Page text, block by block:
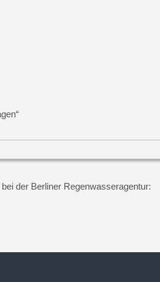
der Berliner Regenwasseragentur: